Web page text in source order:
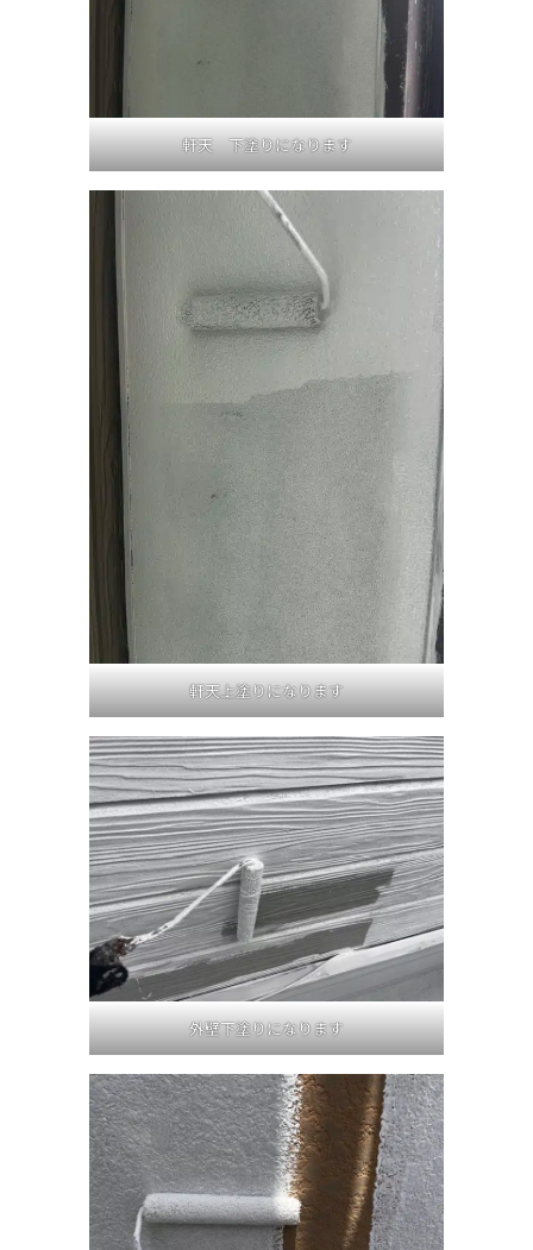
軒天 下塗りになります
軒天上塗りになります
外壁下塗りになります